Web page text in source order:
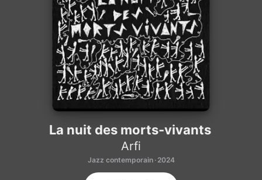
Installer Apple Music
La nuit des morts-vivants
Arfi
Jazz contemporain · 2024